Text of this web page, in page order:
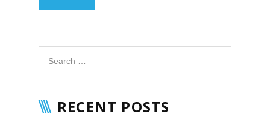
RECENT POSTS